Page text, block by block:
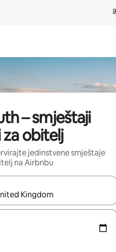
– smještaji
obitelj
jedinstvene smještaje
na Airbnbu
rezultati, moći ćete ih